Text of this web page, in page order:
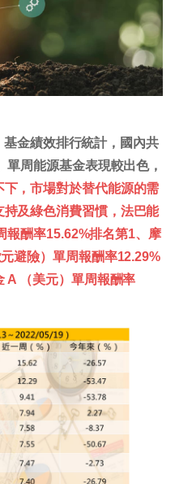
金績效排行統計，國內共
周能源基金表現較出色，
，市場對於替代能源的需
及綠色消費習慣，法巴能
報酬率15.62%排名第1、摩
避險）單周報酬率12.29%
A （美元）單周報酬率